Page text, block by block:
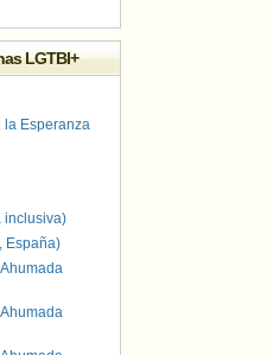
LGTBI+
la Esperanza
inclusiva)
España)